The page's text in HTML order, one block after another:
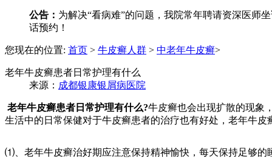
公告： 为解决“看病难”的问题，我院常年聘请资深医师
话预约！
您现在的位置: 首页 > 牛皮癣人群 > 中老年牛皮癣>
老年牛皮癣患者日常护理有什么
来源： 成都银康银屑病医院
老年牛皮癣患者日常护理有什么?牛皮癣也会出现扩散的现象
生活中的日常保健对于牛皮癣患者的治疗也有好处，老年牛
⑴、老年牛皮癣治好期应注意保持精神愉快，每天保持足够